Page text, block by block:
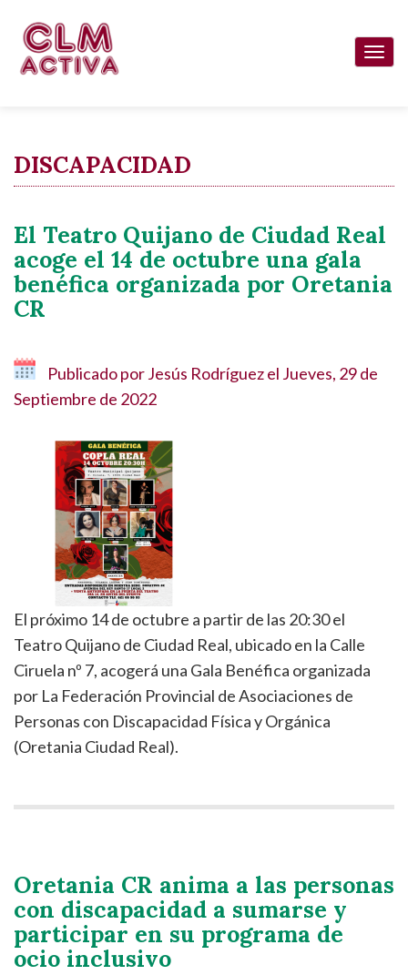
contenido
DISCAPACIDAD
El Teatro Quijano de Ciudad Real
acoge el 14 de octubre una gala
benéfica organizada por Oretania
CR
Publicado porJesús Rodríguezel Jueves, 29 de
Septiembre de 2022
El próximo 14 de octubre a partir de las 20:30 el
Teatro Quijano de Ciudad Real, ubicado en la Calle
Ciruela nº 7, acogerá una Gala Benéfica organizada
por La Federación Provincial de Asociaciones de
Personas con Discapacidad Física y Orgánica
(Oretania Ciudad Real).
Oretania CR anima a las personas
con discapacidad a sumarse y
participar en su programa de
ocio inclusivo